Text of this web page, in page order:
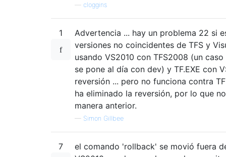
cloggins
1
Advertencia ... hay un problema 22 si
versiones no coincidentes de TFS y
usando VS2010 con TFS2008 (un
se pone al día con dev) y TF.EXE con
reversión ... pero no funciona contra
ha eliminado la reversión, por lo que
manera anterior.
— Simon Gillbee
7
el comando 'rollback' se movió fuera